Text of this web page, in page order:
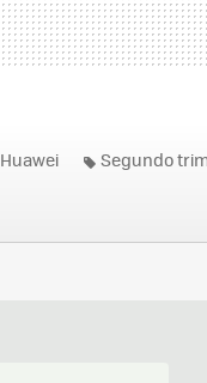
Huawei Segundo